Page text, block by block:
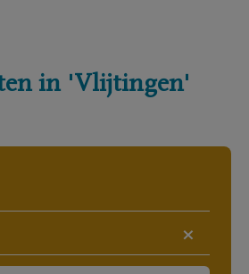
in 'Vlijtingen'
×